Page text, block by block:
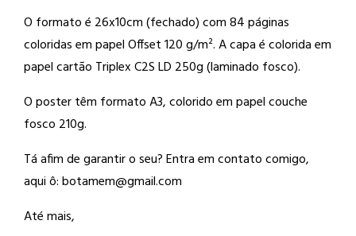
O formato é 26x10cm (fechado) com 84 páginas
coloridas em papel Offset 120 g/m². A capa é colorida em
papel cartão Triplex C2S LD 250g (laminado fosco).
O poster têm formato A3, colorido em papel couche
fosco 210g.
Tá afim de garantir o seu? Entra em contato comigo,
aqui ô: botamem@gmail.com
Até mais,